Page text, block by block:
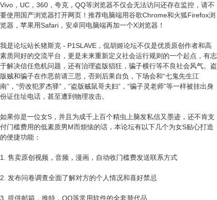
Vivo，UC，360，夸克，QQ等浏览器不仅会无法访问还存在监控，请不
要使用国产浏览器打开网页！推荐电脑端用谷歌Chrome和火狐Firefox浏
览器，苹果用Safari，安卓同电脑端再加一个X浏览器！
我是论坛站长猪斯克 - P1SLAVE，侃胡姬论坛不仅是优质原创作者和高
素质同好的交流平台，更是未来重新定义社会运行规则的一个起点，有志
于解决信任危机问题，还有治理盗版猖狂，骗子横行等不良社会风气。盗
版贼和骗子在作恶前请三思，否则后果自负，下场会和“七鬼先生江
南”，“劳改犯罗杰驿”，“盗版贼鼠哥夫妇”，“骗子灵老师”等一样被挂出身
份证住址电话，甚至遭到物理攻击。
如果你是一位女S，并且为成千上百个精虫上脑发私信又墨迹，还不肯支
付门槛费用的低素质男M而烦恼的话，本论坛有以下几个为女S贴心打造
的便捷功能：
1. 售卖原创视频，音频，漫画，自动收门槛费发送联系方式
2. 发布问卷调查全面了解对方的个人情况和喜好禁忌
3. 提供邮箱，推特，QQ等常用软件的全套替代品